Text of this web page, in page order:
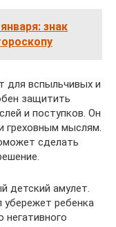
знак
для вспыльчивых и
защитить
и поступков. Он
греховным мыслям.
сделать
детский амулет.
ребенка
негативного